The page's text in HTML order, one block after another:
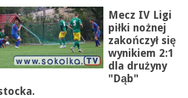
Mecz IV Ligi
piłki nożnej
zakończył się
wynikiem 2:1
dla drużyny
"Dąb"